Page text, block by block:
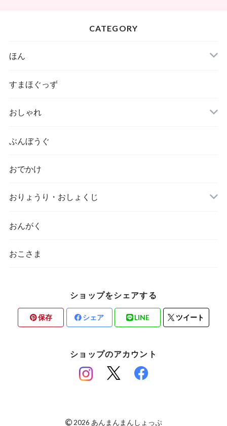
CATEGORY
ほん
すまほぐっず
おしゃれ
ぶんぼうぐ
おでかけ
おりょうり・おしょくじ
おんがく
おこさま
ショップをシェアする
保存 シェア LINE ツイート
ショップのアカウント
©2026 あんまんまんしょっぷ